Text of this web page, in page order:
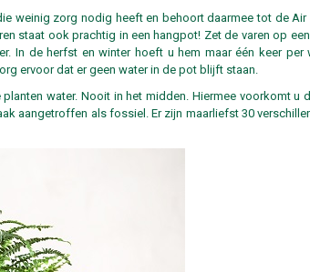
weinig zorg nodig heeft en behoort daarmee tot de
staat ook prachtig in een hangpot! Zet de varen op
In de herfst en winter hoeft u hem maar één keer
ervoor dat er geen water in de pot blijft staan.
water. Nooit in het midden. Hiermee voorkomt
aangetroffen als fossiel. Er zijn maarliefst 30